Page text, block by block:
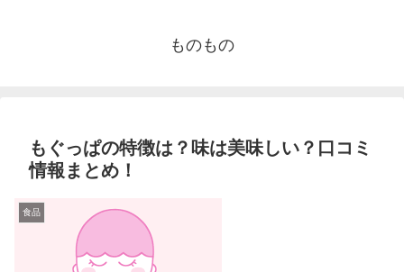
ものもの
もぐっぱの特徴は？味は美味しい？口コミ
情報まとめ！
食品